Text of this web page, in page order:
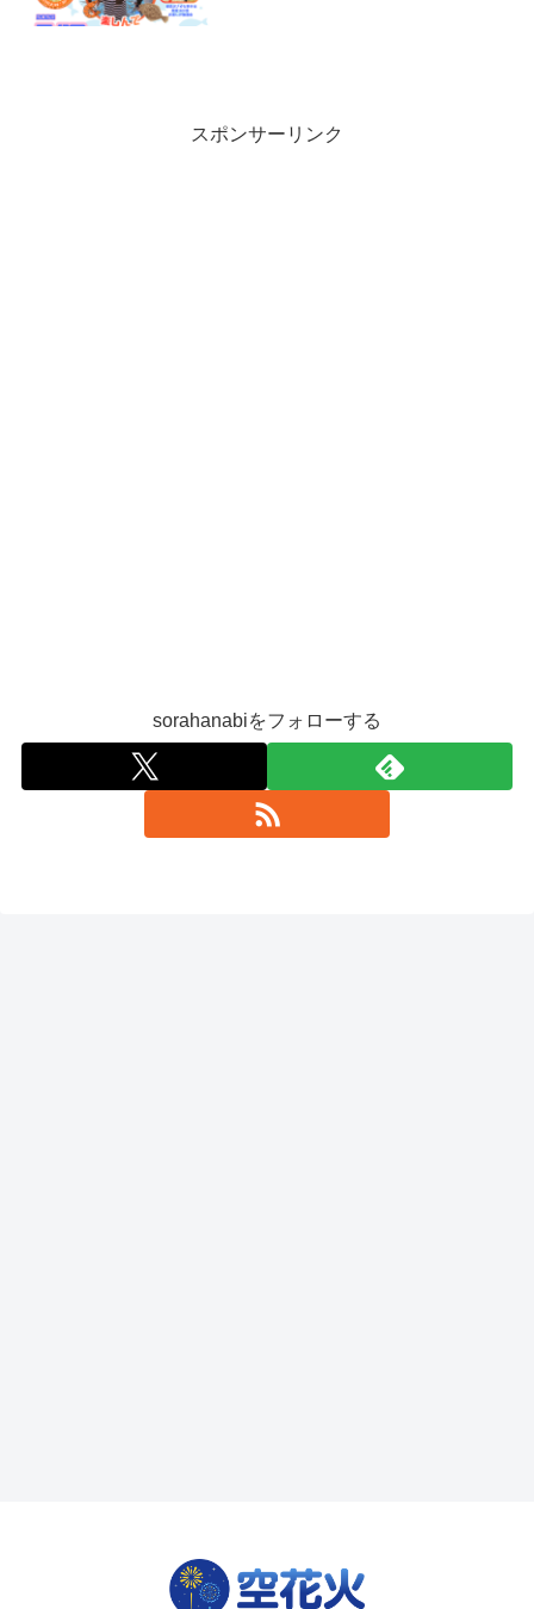
スポンサーリンク
sorahanabiをフォローする